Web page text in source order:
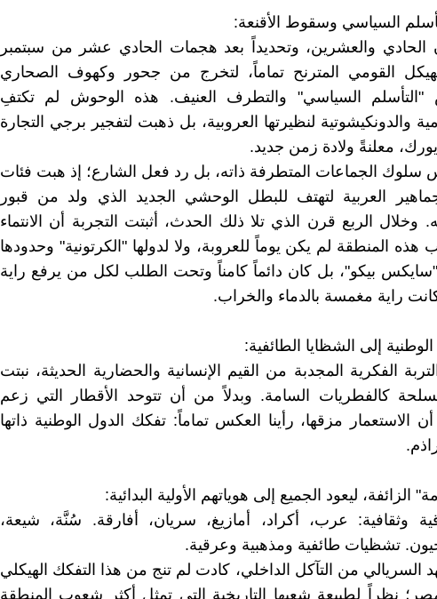
السياسي وسقوط الأقنعة:
الحادي والعشرين، وتحديداً بعد هجمات الحادي عشر من سبتمبر
الهيكل القومي المترنح تماماً، لتخرج من جحور وكهوف الصحاري
"التأسلم السياسي" والتطرف العنيف. هذه الوحوش لم تكتفِ
والدونكيشوتية لنظيرتها العروبية، بل ذهبت لتفجير برجي التجارة
معلنةً ولادة زمن جديد.
سلوك الجماعات المتطرفة ذاته، بل رد فعل الشارع؛ إذ هبت فئات
العربية لتهتف للبطل الوحشي الجديد الذي ولد من قبور
وخلال الربع قرن الذي تلا ذلك الحدث، أثبتت التجربة أن الانتماء
هذه المنطقة لم يكن يوماً للعروبة، ولا لدولها "الكرتونية" وحدودها
بيكو"، بل كان دائماً كامناً وتحت الطلب لكل من يرفع راية
راية مغمسة بالدماء والخراب.
الوطنية إلى الشظايا الطائفية:
الفكرية المجدبة من القيم الإنسانية والحضارية الحديثة، نبتت
كالفطريات السامة. وبدلاً من أن تتوحد الأقطار التي زعم
أن الاستعمار مزقها، رأينا العكس تماماً: تفكك الدول الوطنية ذاتها
الزائفة، ليعود الجميع إلى هوياتهم الأولية البدائية:
وثقافية: عرب، أكراد، أمازيغ، سريان، أفارقة. سُنَّة، شيعة،
تشظيات طائفية ومذهبية وعرقية.
السريالي من التآكل الداخلي، كادت لم تنج من هذا التفكك الهيكلي
نظراً لطبيعة شعبها التاريخية التي تمثل أكثر شعوب المنطقة